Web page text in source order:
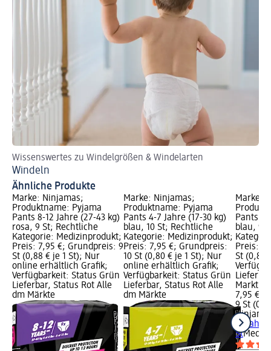
Wissenswertes zu Windelgrößen & Windelarten
Windeln
Ähnliche Produkte
Marke: Ninjamas;
Produktname: Pyjama
Pants 8-12 Jahre (27-43 kg)
rosa, 9 St; Rechtliche
Kategorie: Medizinprodukt;
Preis: 7,95 €; Grundpreis: 9
St (0,88 € je 1 St); Nur
online erhältlich Grafik;
Verfügbarkeit: Status Grün
Lieferbar, Status Rot Alle
dm Märkte
Marke: Ninjamas;
Produktname: Pyjama
Pants 4-7 Jahre (17-30 kg)
blau, 10 St; Rechtliche
Kategorie: Medizinprodukt;
Preis: 7,95 €; Grundpreis:
10 St (0,80 € je 1 St); Nur
online erhältlich Grafik;
Verfügbarkeit: Status Grün
Lieferbar, Status Rot Alle
dm Märkte
Marke:
Pants 8-
blau, 9
Preis:
St (0,88
Markt
7,95 €
9 St
12
St